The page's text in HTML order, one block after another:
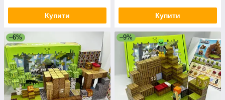
Купити Купити
–6% –9%